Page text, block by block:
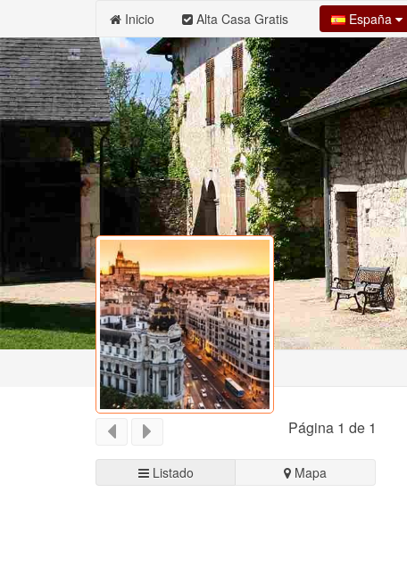
Inicio Alta Casa Gratis España
Página 1 de 1
Listado Mapa